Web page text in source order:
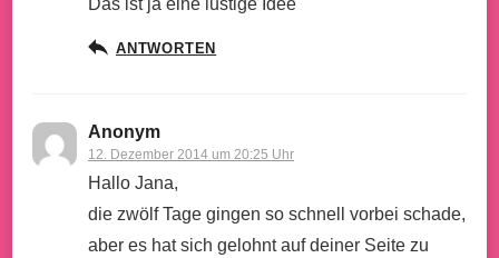
Das ist ja eine lustige Idee
ANTWORTEN
Anonym
12. Dezember 2014 um 20:25 Uhr
Hallo Jana,
die zwölf Tage gingen so schnell vorbei schade,
aber es hat sich gelohnt auf deiner Seite zu